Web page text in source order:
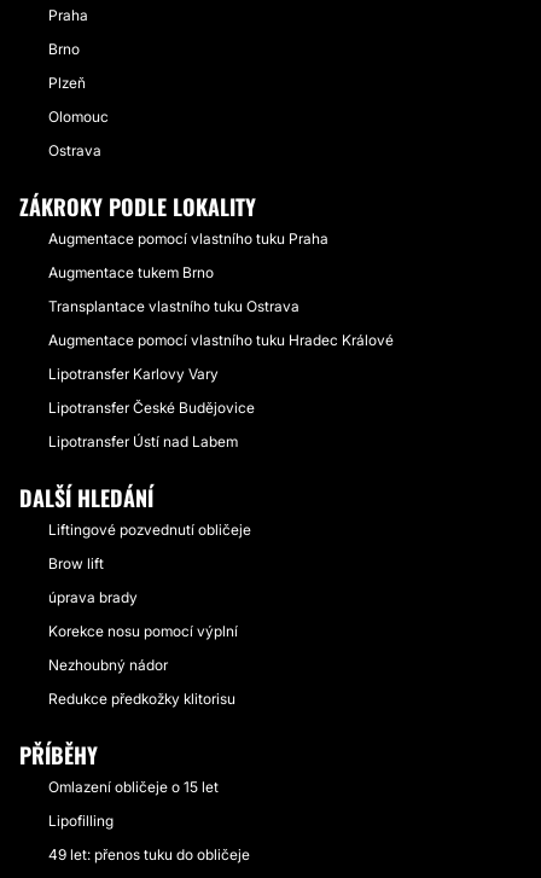
Praha
Brno
Plzeň
Olomouc
Ostrava
ZÁKROKY PODLE LOKALITY
Augmentace pomocí vlastního tuku Praha
Augmentace tukem Brno
Transplantace vlastního tuku Ostrava
Augmentace pomocí vlastního tuku Hradec Králové
Lipotransfer Karlovy Vary
Lipotransfer České Budějovice
Lipotransfer Ústí nad Labem
DALŠÍ HLEDÁNÍ
Liftingové pozvednutí obličeje
Brow lift
úprava brady
Korekce nosu pomocí výplní
Nezhoubný nádor
Redukce předkožky klitorisu
PŘÍBĚHY
Omlazení obličeje o 15 let
Lipofilling
49 let: přenos tuku do obličeje